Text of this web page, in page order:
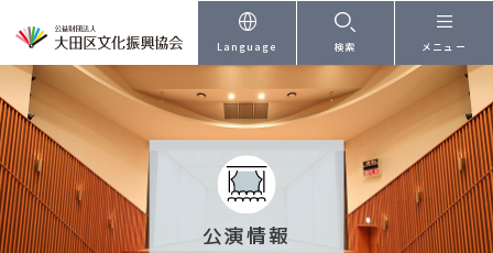
本文へ
Language 検索 メニュー
公演情報